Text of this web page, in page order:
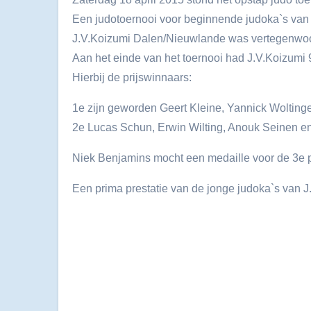
Een judotoernooi voor beginnende judoka`s
J.V.Koizumi Dalen/Nieuwlande was
Aan het einde van het toernooi had J.V.Koizumi
Hierbij de prijswinnaars:
1e zijn geworden Geert Kleine, Yannick
2e Lucas Schun, Erwin Wilting, Anouk Seinen
Niek Benjamins mocht een medaille voor de 3e
Een prima prestatie van de jonge judoka`s van